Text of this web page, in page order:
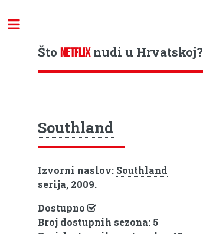
ŠtoNETFLIXnudi u Hrvatskoj?
Southland
Izvorni naslov: Southland
serija, 2009.
Dostupno
Broj dostupnih sezona: 5
Toggle